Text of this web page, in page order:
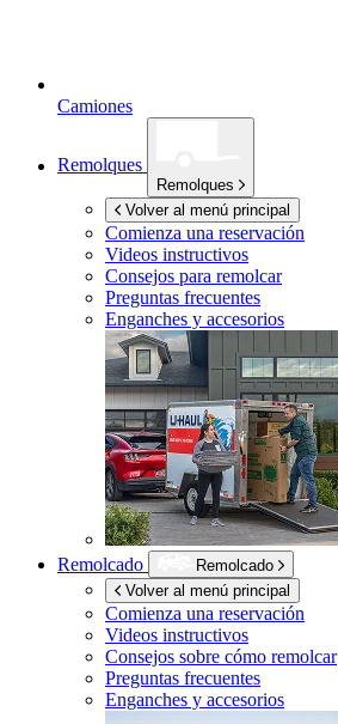
Camiones
Remolques
Remolques
Volver al menú principal
Comienza una reservación
Videos instructivos
Consejos para remolcar
Preguntas frecuentes
Enganches y accesorios
Remolcado
Remolcado
Volver al menú principal
Comienza una reservación
Videos instructivos
Consejos sobre cómo remolcar
Preguntas frecuentes
Enganches y accesorios